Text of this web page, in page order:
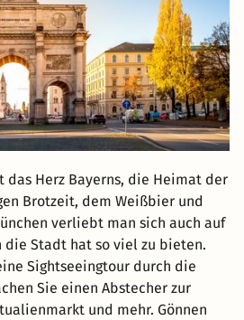
das Herz Bayerns, die Heimat der
Brotzeit, dem Weißbier und
verliebt man sich auch auf
die Stadt hat so viel zu bieten.
Sightseeingtour durch die
Sie einen Abstecher zur
und mehr. Gönnen